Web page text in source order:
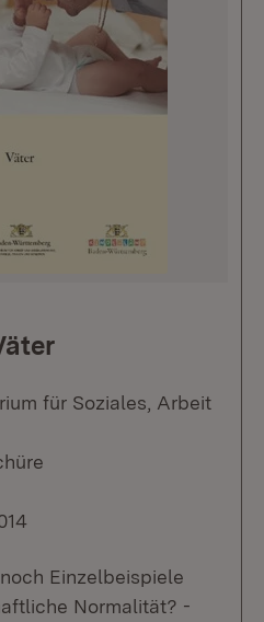
für Soziales, Arbeit
Einzelbeispiele
Normalität? -